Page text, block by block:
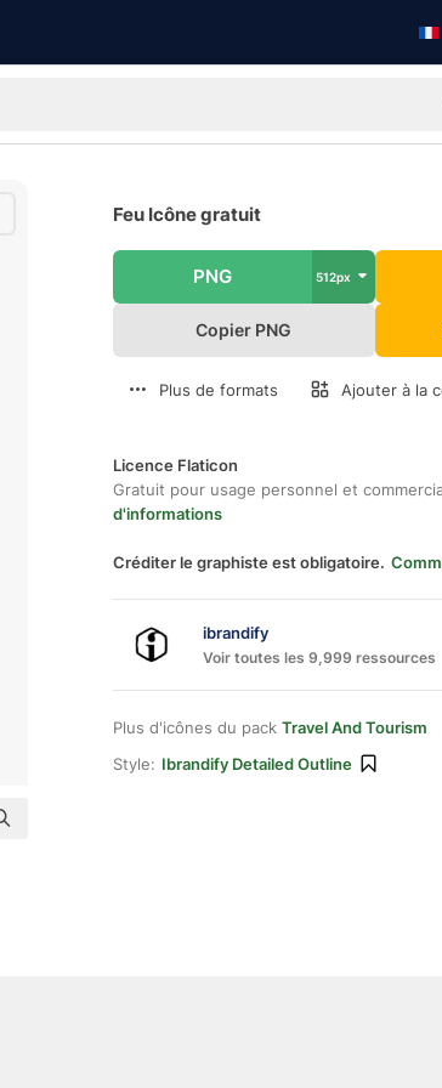
Feu Icône gratuit
PNG 512px
Copier PNG
Plus de formats Ajouter à la
Licence Flaticon
Gratuit pour usage personnel et
d'informations
Créditer le graphiste est obligatoire.
ibrandify
Voir toutes les 9,999 ressources
Plus d'icônes du pack Travel And Tourism
Style: Ibrandify Detailed Outline